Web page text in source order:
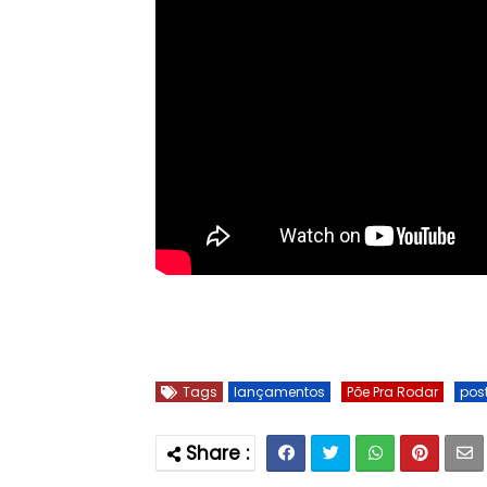
Tags lançamentos Põe Pra Rodar